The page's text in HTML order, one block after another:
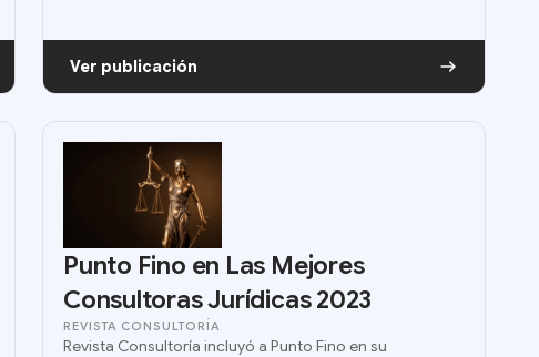
Ver publicación
Punto Fino en Las Mejores
Consultoras Jurídicas 2023
REVISTA CONSULTORÍA
Revista Consultoría incluyó a Punto Fino en su